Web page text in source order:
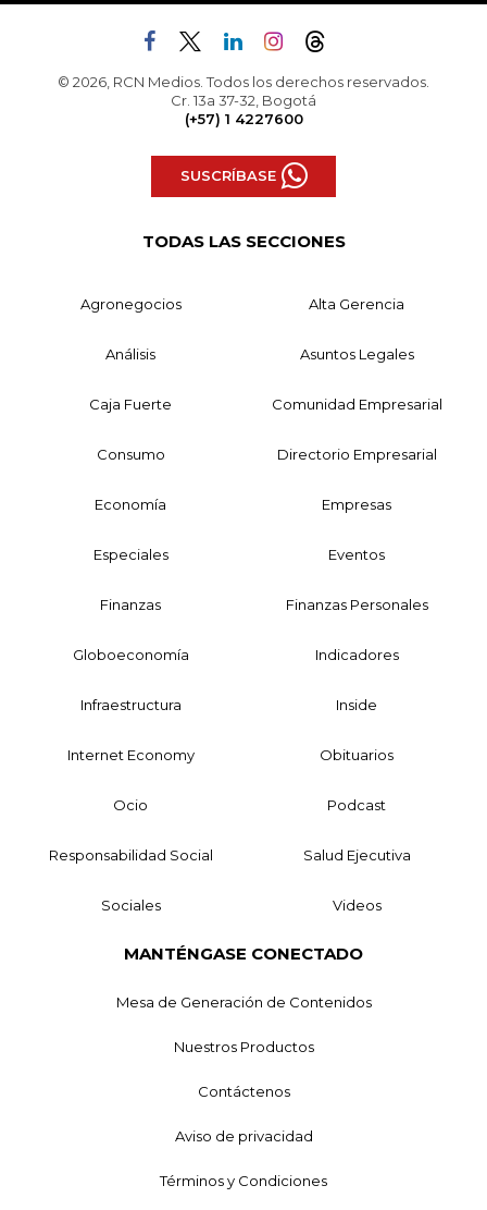
© 2026, RCN Medios. Todos los derechos reservados.
Cr. 13a 37-32, Bogotá
(+57) 1 4227600
SUSCRÍBASE
TODAS LAS SECCIONES
Agronegocios Alta Gerencia
Análisis Asuntos Legales
Caja Fuerte Comunidad Empresarial
Consumo Directorio Empresarial
Economía Empresas
Especiales Eventos
Finanzas Finanzas Personales
Globoeconomía Indicadores
Infraestructura Inside
Internet Economy Obituarios
Ocio Podcast
Responsabilidad Social Salud Ejecutiva
Sociales Videos
MANTÉNGASE CONECTADO
Mesa de Generación de Contenidos
Nuestros Productos
Contáctenos
Aviso de privacidad
Términos y Condiciones